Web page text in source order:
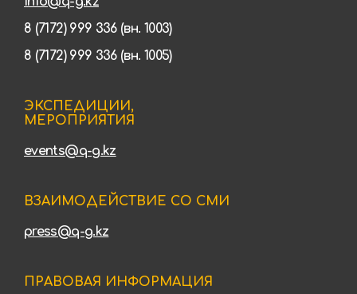
8 (7172) 999 336 (вн. 1003)
8 (7172) 999 336 (вн. 1005)
ЭКСПЕДИЦИИ,
МЕРОПРИЯТИЯ
events@q-g.kz
ВЗАИМОДЕЙСТВИЕ СО СМИ
press@q-g.kz
ПРАВОВАЯ ИНФОРМАЦИЯ